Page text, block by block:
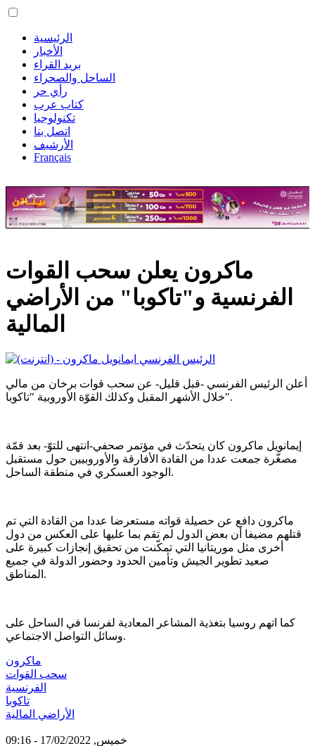
الرئيسية
الأخبار
بريد القراء
الساحل والصحراء
رأي حر
كتاب عرب
تكنولوجيا
اتصل بنا
الأرشيف
Français
ماكرون يعلن سحب القوات
الفرنسية و"تاكوبا" من الأراضي
المالية
أعلن الرئيس الفرنسي -قبل قليل- عن سحب قوات برخان من مالي
خلال الأشهر المقبل وكذلك القوّة الأوروبية "تاكوبا".
إيمانويل ماكرون كان يتحدّث في مؤتمر صحفي-انتهى للتوّ- بعد قمّة
مصغّرة جمعت عددا من القادة الأفارقة والأوروبيين حول مستقبل
الوجود العسكري في منطقة الساحل.
ماكرون دافع عن حصيلة قواته مستعرضا عددا من القادة التي تم
قتلهم مضيفا أن بعض الدول لم تقم بما عليها على العكس من دول
أخرى مثل موريتانيا التي تمكّنت من تحقيق إنجازات كبيرة على
صعيد تطوير الجيش وتأمين الحدود وحضور الدولة في جميع
المناطق.
كما اتهم روسيا بتغذية المشاعر المعادية لفرنسا في الساحل على
وسائل التواصل الاجتماعي.
ماكرون
سحب القوات
الفرنسية
تاكوبا
الأراضي المالية
خميس, 17/02/2022 - 09:16